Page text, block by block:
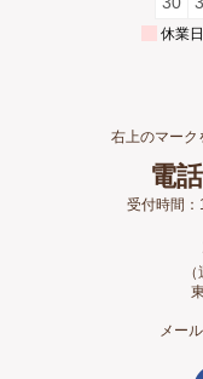
右上のマーク
電
受付時間
メー